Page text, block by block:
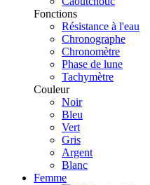
Fonctions
Résistance à l'eau
Chronographe
Chronomètre
Phase de lune
Tachymètre
Couleur
Noir
Bleu
Vert
Gris
Argent
Blanc
Femme